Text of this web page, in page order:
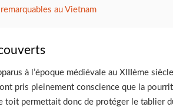
au Vietnam
à l’époque médiévale au XIIIème
pris pleinement conscience que la
toit permettait donc de protéger le tablier